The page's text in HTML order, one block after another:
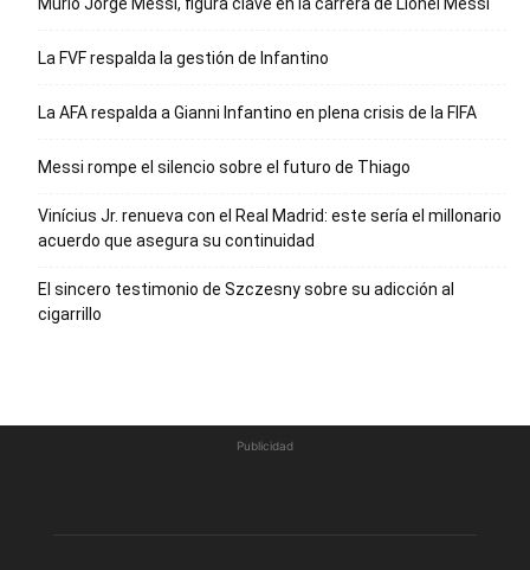
La FVF respalda la gestión de Infantino
La AFA respalda a Gianni Infantino en plena crisis de la FIFA
Messi rompe el silencio sobre el futuro de Thiago
Vinícius Jr. renueva con el Real Madrid: este sería el millonario
acuerdo que asegura su continuidad
El sincero testimonio de Szczesny sobre su adicción al
cigarrillo
Publicidad